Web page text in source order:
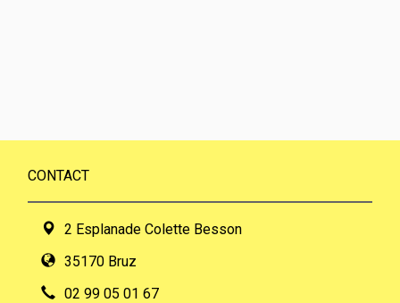
CONTACT
2 Esplanade Colette Besson
35170 Bruz
02 99 05 01 67